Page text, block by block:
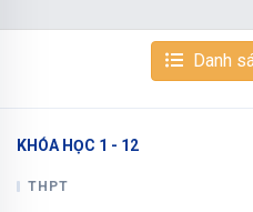
Xem tiếp với
Còn 10/16 câu hỏi,
Danh
KHÓA HỌC 1 - 12
THPT